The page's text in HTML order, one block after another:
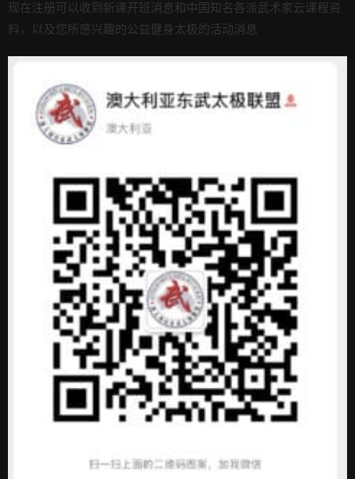
现在注册可以收到新课开班消息和中国知名各派武术家云课程资
料，以及您所感兴趣的公益健身太极的活动消息